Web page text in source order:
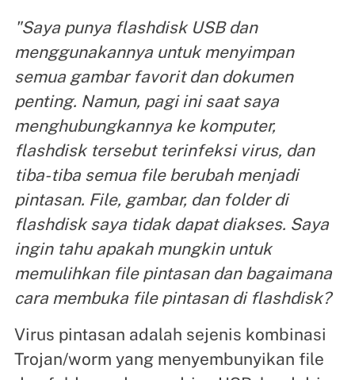
"Saya punya flashdisk USB dan
menggunakannya untuk menyimpan
semua gambar favorit dan dokumen
penting. Namun, pagi ini saat saya
menghubungkannya ke komputer,
flashdisk tersebut terinfeksi virus, dan
tiba-tiba semua file berubah menjadi
pintasan. File, gambar, dan folder di
flashdisk saya tidak dapat diakses. Saya
ingin tahu apakah mungkin untuk
memulihkan file pintasan dan bagaimana
cara membuka file pintasan di flashdisk?
Virus pintasan adalah sejenis kombinasi
Trojan/worm yang menyembunyikan file